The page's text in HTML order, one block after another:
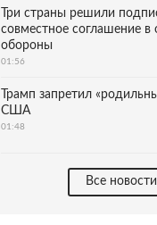
Три страны решили
совместное соглашение в
обороны
01:56
Трамп запретил
США
01:48
Все новости